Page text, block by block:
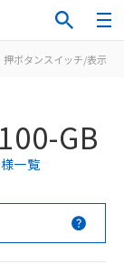
押ボタンスイッチ/表示灯
GB
一覧